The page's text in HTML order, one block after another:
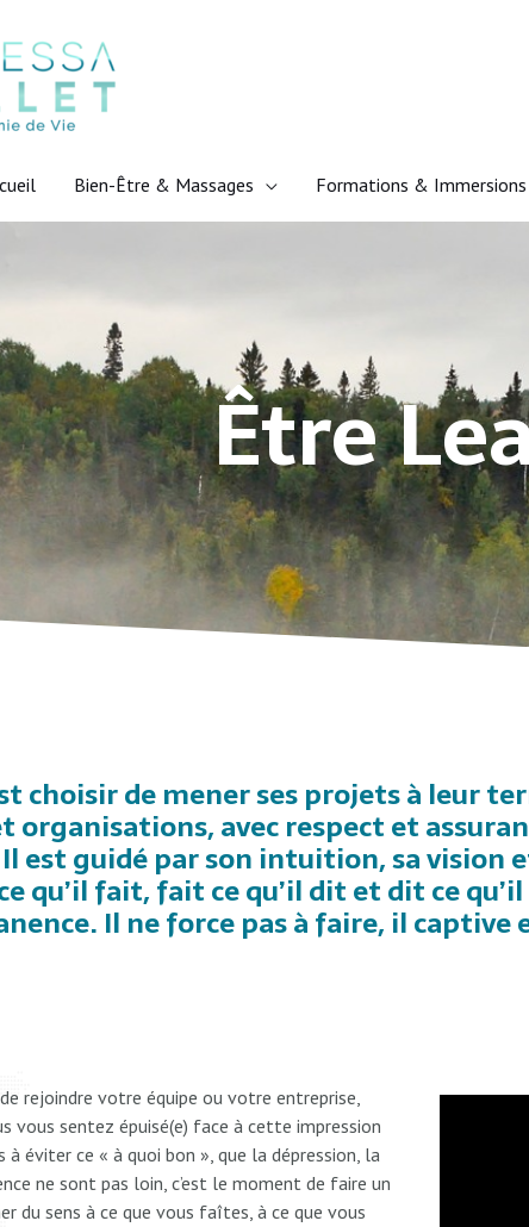
Bien-Être & Massages Formations & Immersions
Être
choisir de mener ses projets à leur
organisations, avec respect et
est guidé par son intuition, sa vision
qu’il fait, fait ce qu’il dit et dit ce
Il ne force pas à faire, il
rejoindre votre équipe ou votre entreprise,
vous sentez épuisé(e) face à cette impression
à éviter ce « à quoi bon », que la dépression, la
ne sont pas loin, c’est le moment de faire un
du sens à ce que vous faîtes, à ce que vous